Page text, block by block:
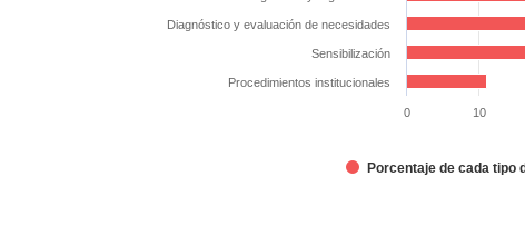
The chart has 1 X axis displaying categories.
The chart has 1 Y axis displaying %. Data ranges from
Porcentaje de cada tipo
Diagnóstico y evaluación de necesidades
Sensibilización
Procedimientos institucionales
0 10